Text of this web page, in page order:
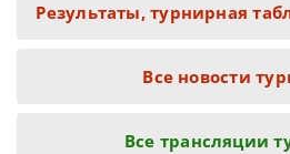
Результаты, турнирная
Все новости
Все трансляции